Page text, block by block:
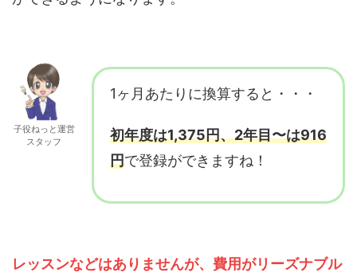
子役ねっと運営
スタッフ
1ヶ月あたりに換算すると・・・
初年度は1,375円、2年目〜は916
円で登録ができますね！
レッスンなどはありませんが、費用がリーズナブル